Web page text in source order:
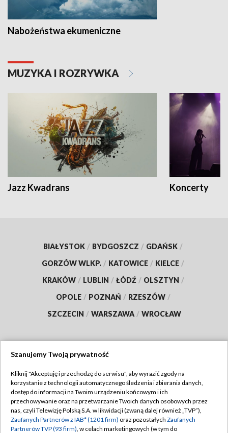
Nabożeństwa ekumeniczne
MUZYKA I ROZRYWKA
Jazz Kwadrans Koncerty
BIAŁYSTOK / BYDGOSZCZ / GDAŃSK /
GORZÓW WLKP. / KATOWICE / KIELCE /
KRAKÓW / LUBLIN / ŁÓDŹ / OLSZTYN /
OPOLE / POZNAŃ / RZESZÓW /
SZCZECIN / WARSZAWA / WROCŁAW
TVP
Abonament TVP
Emisja w TVP
Regulamin TVP
Polityka prywatności
Szanujemy Twoją prywatność
Kliknij "Akceptuję i przechodzę do serwisu", aby wyrazić zgody na
korzystanie z technologii automatycznego śledzenia i zbierania danych,
dostęp do informacji na Twoim urządzeniu końcowym i ich
przechowywanie oraz na przetwarzanie Twoich danych osobowych przez
nas, czyli Telewizję Polską S.A. w likwidacji (zwaną dalej również „TVP”),
Zaufanych Partnerów z IAB* (1201 firm) oraz pozostałych Zaufanych
Partnerów TVP (93 firm), w celach marketingowych (w tym do